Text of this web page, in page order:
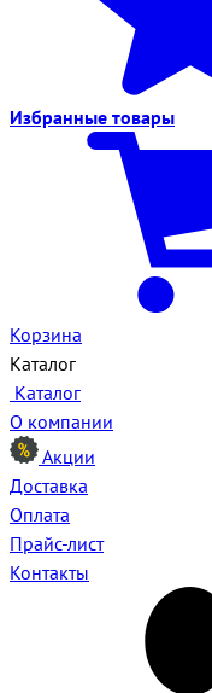
Избранные товары
Корзина
Каталог
Каталог
О компании
Акции
Доставка
Оплата
Прайс-лист
Контакты